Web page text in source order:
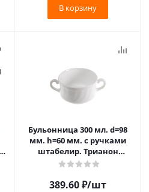
В корзину
Бульонница 300 мл. d=98
мм. h=60 мм. с ручками
штабелир. Трианон
(X2433) /6/24/1152/
389.60₽/шт